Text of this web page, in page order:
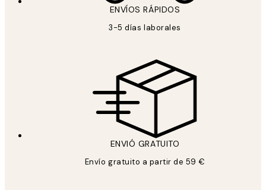
ENVÍOS RÁPIDOS
3-5 días laborales
ENVIÓ GRATUITO
Envío gratuito a partir de 59 €